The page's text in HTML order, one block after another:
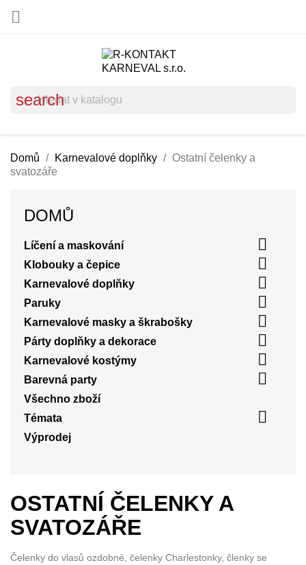

search
Domů Karnevalové doplňky
Ostatní čelenky a
svatozáře
DOMŮ
Líčení a maskování 
Klobouky a čepice 
Karnevalové doplňky 
Paruky 
Karnevalové masky a škrabošky 
Párty doplňky a dekorace 
Karnevalové kostýmy 
Barevná party 
Všechno zboží
Témata

Výprodej
OSTATNÍ ČELENKY A
SVATOZÁŘE
Čelenky do vlasů ozdobné, čelenky Charlestonky, členky se